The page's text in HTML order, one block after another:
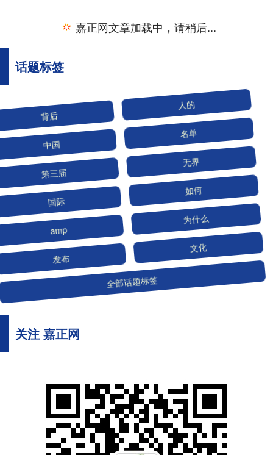
嘉正网文章加载中，请稍后...
话题标签
中国 名单
第三届 无界
国际 如何
amp 为什么
发布 文化
全部话题标签
关注 嘉正网